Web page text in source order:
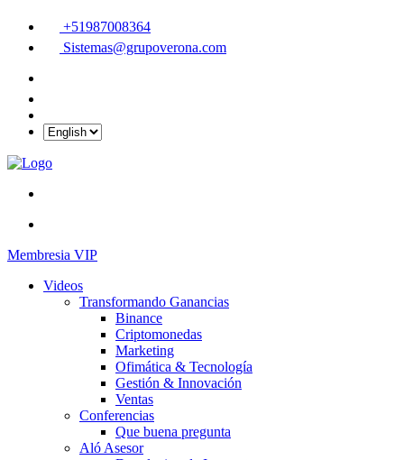
+51987008364
Sistemas@grupoverona.com
Membresia VIP
Videos
Transformando Ganancias
Binance
Criptomonedas
Marketing
Ofimática & Tecnología
Gestión & Innovación
Ventas
Conferencias
Que buena pregunta
Aló Asesor